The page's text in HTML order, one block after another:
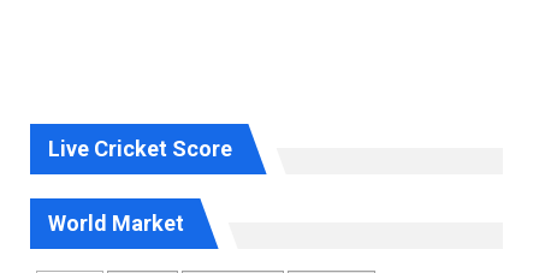
Live Cricket Score
World Market